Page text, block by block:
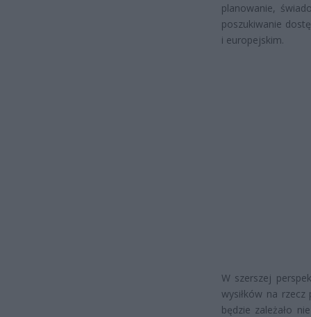
planowanie,
poszukiwanie
i europejskim.
W szerszej
wysiłków na rzecz
będzie zależało